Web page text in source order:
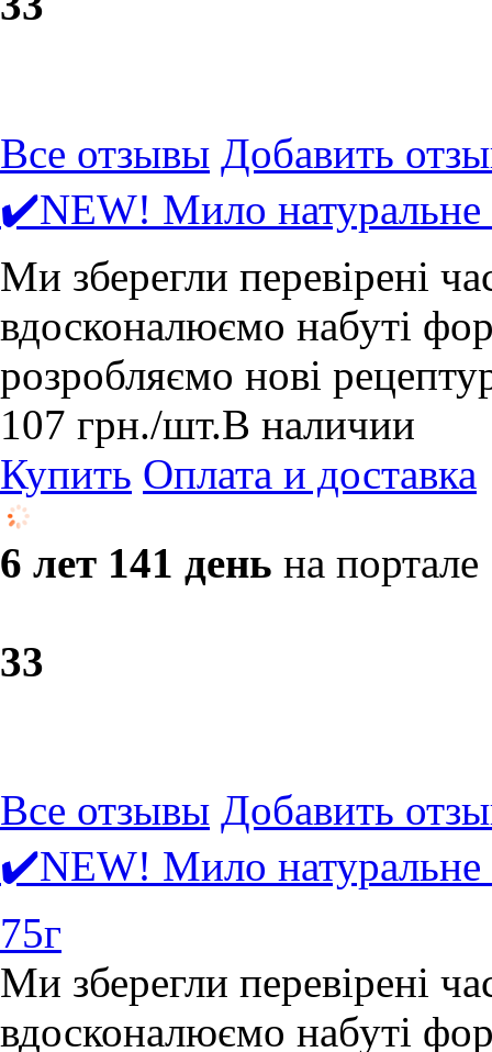
Все отзывы Добавить
✔️NEW! Мило натуральне
Ми зберегли перевірені
вдосконалюємо набуті
розробляємо нові
107 грн./шт.В наличии
Купить Оплата и доставка
6 лет 141 день на портале
33
Все отзывы Добавить
✔️NEW! Мило натуральне
75г
Ми зберегли перевірені
вдосконалюємо набуті